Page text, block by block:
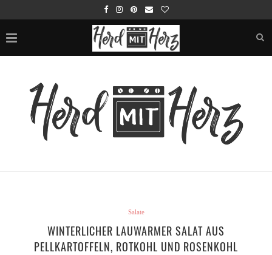
Salate
WINTERLICHER LAUWARMER SALAT AUS
PELLKARTOFFELN, ROTKOHL UND ROSENKOHL